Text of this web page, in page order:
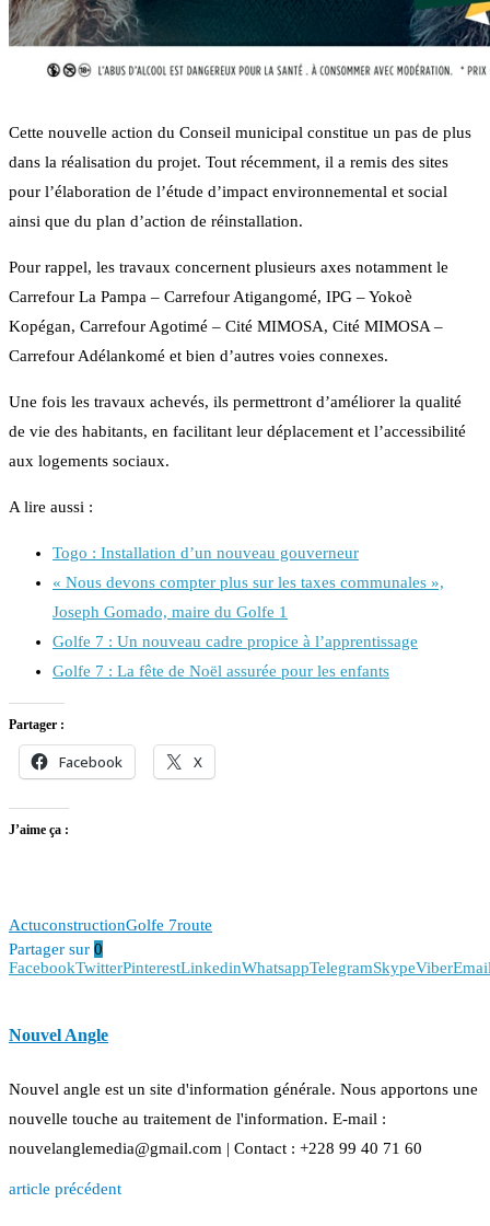
Cette nouvelle action du Conseil municipal constitue un pas de plus
dans la réalisation du projet. Tout récemment, il a remis des sites
pour l’élaboration de l’étude d’impact environnemental et social
ainsi que du plan d’action de réinstallation.
Pour rappel, les travaux concernent plusieurs axes notamment le
Carrefour La Pampa – Carrefour Atigangomé, IPG – Yokoè
Kopégan, Carrefour Agotimé – Cité MIMOSA, Cité MIMOSA –
Carrefour Adélankomé et bien d’autres voies connexes.
Une fois les travaux achevés, ils permettront d’améliorer la qualité
de vie des habitants, en facilitant leur déplacement et l’accessibilité
aux logements sociaux.
A lire aussi :
Togo : Installation d’un nouveau gouverneur
« Nous devons compter plus sur les taxes communales »,
Joseph Gomado, maire du Golfe 1
Golfe 7 : Un nouveau cadre propice à l’apprentissage
Golfe 7 : La fête de Noël assurée pour les enfants
Partager :
Facebook X
J’aime ça :
ActuconstructionGolfe 7route
Partager sur 0
FacebookTwitterPinterestLinkedinWhatsappTelegramSkypeViber
Nouvel Angle
Nouvel angle est un site d'information générale. Nous apportons une
nouvelle touche au traitement de l'information. E-mail :
nouvelanglemedia@gmail.com | Contact : +228 99 40 71 60
article précédent